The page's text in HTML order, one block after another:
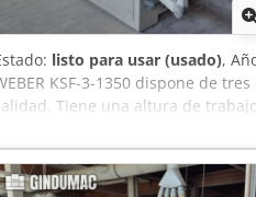
listo para usar (usado),
KSF-3-1350 dispone de
Tiene una altura de
3-18 m/min. Si está buscando una
a la venta. Contacte con
• Construcción robusta